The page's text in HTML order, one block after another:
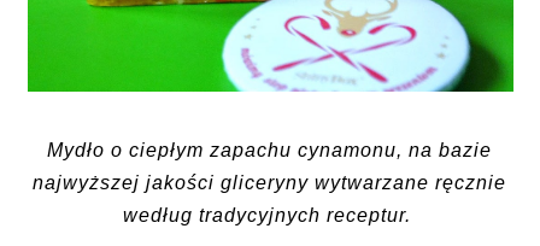
Mydło o ciepłym zapachu cynamonu, na bazie
najwyższej jakości gliceryny wytwarzane ręcznie
według tradycyjnych receptur.